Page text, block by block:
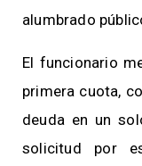
alumbrado
El funcionario
primera cuota,
deuda en un
solicitud por